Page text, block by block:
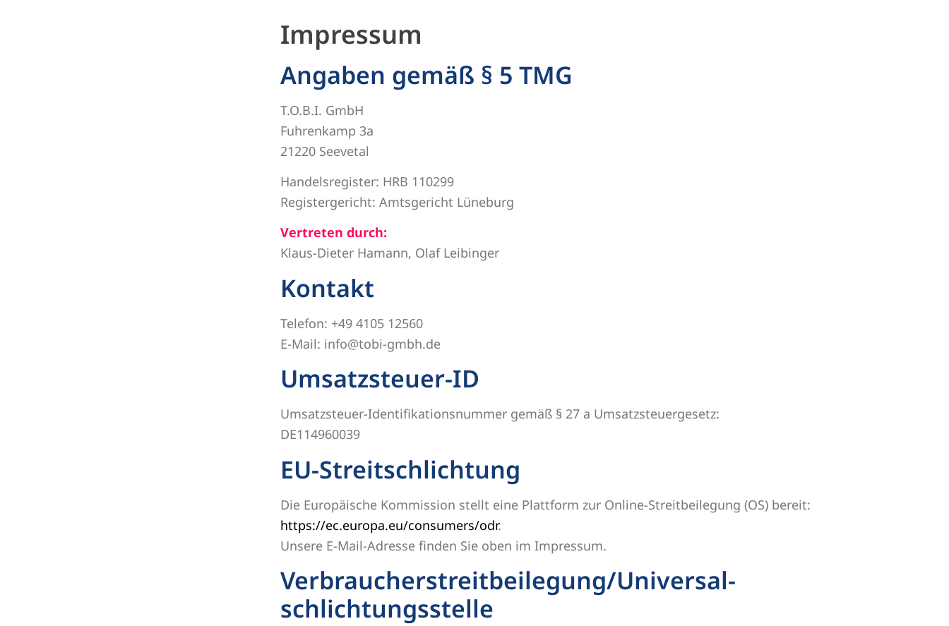
Impressum
Angaben gemäß § 5 TMG
T.O.B.I. GmbH
Fuhrenkamp 3a
21220 Seevetal
Handelsregister: HRB 110299
Registergericht: Amtsgericht Lüneburg
Vertreten durch:
Klaus-Dieter Hamann, Olaf Leibinger
Kontakt
Telefon: +49 4105 12560
E-Mail: info@tobi-gmbh.de
Umsatzsteuer-ID
Umsatzsteuer-Identifikationsnummer gemäß § 27 a Umsatzsteuergesetz:
DE114960039
EU-Streitschlichtung
Die Europäische Kommission stellt eine Plattform zur Online-Streitbeilegung (OS) bereit:
https://ec.europa.eu/consumers/odr.
Unsere E-Mail-Adresse finden Sie oben im Impressum.
Verbraucher­streit­beilegung/Universal­
schlichtungs­stelle